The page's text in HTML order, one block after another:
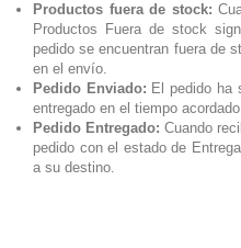
Productos fuera de stock:
Productos Fuera de stock
pedido se encuentran fuera de
en el envío.
Pedido Enviado: El pedido ha
entregado en el tiempo
Pedido Entregado: Cuando
pedido con el estado de
a su destino.